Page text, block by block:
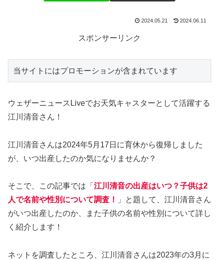
2024.05.21 2024.06.11
スポンサーリンク
当サイトにはプロモーションが含まれています
ウェザーニュースLiveでお天気キャスターとして活躍する
江川清音さん！
江川清音さんは2024年5月17日に育休から復帰しました
が、いつ出産したのか気になりませんか？
そこで、この記事では「 江川清音の出産はいつ？子供は2
人で名前や性別について調査！
」と題して、江川清音さん
がいつ出産したのか、また子供の名前や性別について詳し
く紹介します！
ネットを調査したところ、江川清音さんは2023年の3月に